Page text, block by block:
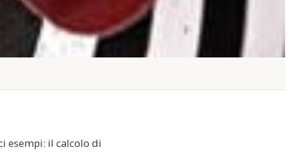
esempi: il calcolo di